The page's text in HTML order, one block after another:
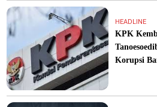
HEADLINE
KPK
Korupsi